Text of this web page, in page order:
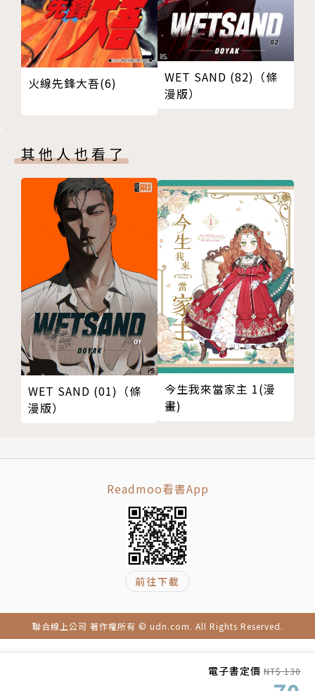
電子書定價 NT$ 130
火線先鋒大吾(6)
WET SAND (82)（條
漫版）
其他人也看了
WET SAND (01)（條
漫版）
今生我來當家主 1(漫
畫)
Readmoo看書App
前往下載
聯合線上公司 著作權所有 © udn.com. All Rights Reserved.